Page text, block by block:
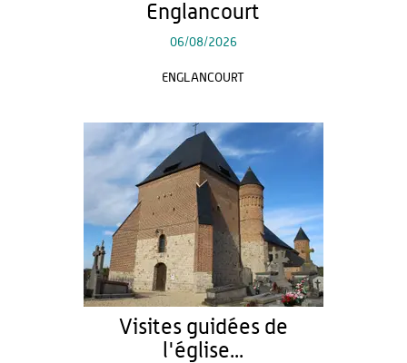
Englancourt
06/08/2026
ENGLANCOURT
Visites guidées de
l'église...